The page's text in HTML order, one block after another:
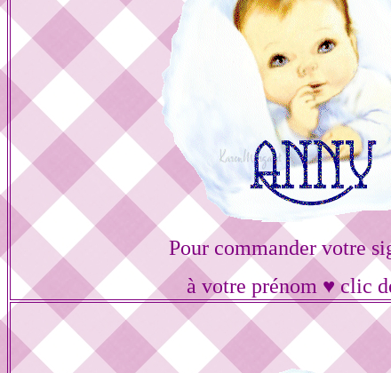
Pour commander votre
à votre prénom ♥ clic